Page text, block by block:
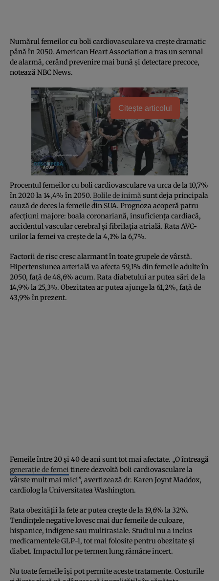
Numărul femeilor cu boli cardiovasculare va crește dramatic
până în 2050. American Heart Association a tras un semnal
de alarmă, cerând prevenire mai bună și detectare precoce,
notează NBC News.
Citește articolul
Procentul femeilor cu boli cardiovasculare va urca de la 10,7%
în 2020 la 14,4% în 2050. Bolile de inimă sunt deja principala
cauză de deces la femeile din SUA. Prognoza acoperă patru
afecțiuni majore: boala coronariană, insuficiența cardiacă,
accidentul vascular cerebral și fibrilația atrială. Rata AVC-
urilor la femei va crește de la 4,1% la 6,7%.
Factorii de risc cresc alarmant în toate grupele de vârstă.
Hipertensiunea arterială va afecta 59,1% din femeile adulte în
2050, față de 48,6% acum. Rata diabetului ar putea sări de la
14,9% la 25,3%. Obezitatea ar putea ajunge la 61,2%, față de
43,9% în prezent.
Femeile între 20 și 40 de ani sunt tot mai afectate. „O întreagă
generație de femei tinere dezvoltă boli cardiovasculare la
vârste mult mai mici”, avertizează dr. Karen Joynt Maddox,
cardiolog la Universitatea Washington.
Rata obezității la fete ar putea crește de la 19,6% la 32%.
Tendințele negative lovesc mai dur femeile de culoare,
hispanice, indigene sau multirasiale. Studiul nu a inclus
medicamentele GLP-1, tot mai folosite pentru obezitate și
diabet. Impactul lor pe termen lung rămâne incert.
Nu toate femeile își pot permite aceste tratamente. Costurile